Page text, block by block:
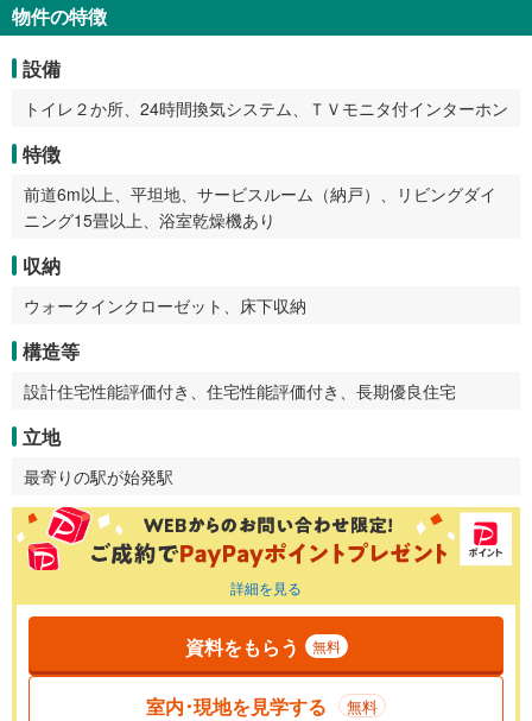
物件の特徴
設備
トイレ２か所、24時間換気システム、ＴＶモニタ付インターホン
特徴
前道6m以上、平坦地、サービスルーム（納戸）、リビングダイ
ニング15畳以上、浴室乾燥機あり
収納
ウォークインクローゼット、床下収納
構造等
設計住宅性能評価付き、住宅性能評価付き、長期優良住宅
立地
最寄りの駅が始発駅
詳細を見る
資料をもらう 無料
室内･現地を見学する 無料